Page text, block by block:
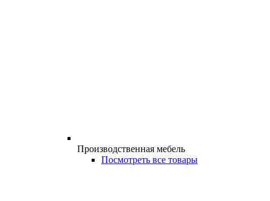
Производственная мебель
Посмотреть все товары